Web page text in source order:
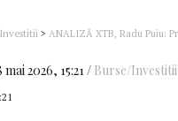
> ANALIZĂ XTB, Radu Puiu:
mai 2026, 15:21 Burse/Investitii